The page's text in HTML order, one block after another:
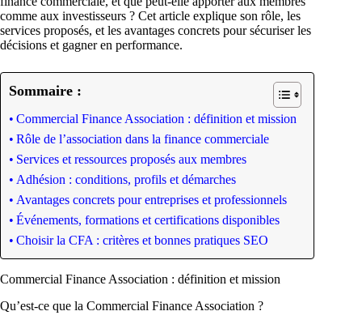
comme aux investisseurs ? Cet article explique son rôle, les
services proposés, et les avantages concrets pour sécuriser les
décisions et gagner en performance.
Sommaire :
Commercial Finance Association : définition et mission
Rôle de l’association dans la finance commerciale
Services et ressources proposés aux membres
Adhésion : conditions, profils et démarches
Avantages concrets pour entreprises et professionnels
Événements, formations et certifications disponibles
Choisir la CFA : critères et bonnes pratiques SEO
Commercial Finance Association : définition et mission
Qu’est-ce que la Commercial Finance Association ?